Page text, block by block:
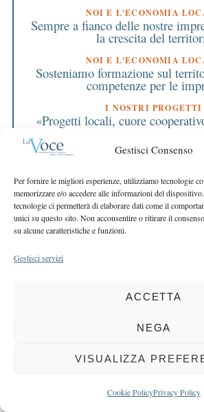
Gestisci Consenso
Per fornire le migliori esperienze, utilizziamo tecnologie
memorizzare e/o accedere alle informazioni del
tecnologie ci permetterà di elaborare dati come il
unici su questo sito. Non acconsentire o ritirare il
su alcune caratteristiche e funzioni.
Gestisci servizi
ACCETTA
NEGA
VISUALIZZA
Cookie PolicyPrivacy Policy
NOI E L'ECONOMIA
Sempre a fianco delle nostre
la crescita del
NOI E L'ECONOMIA
Sosteniamo formazione sul
competenze per le
I NOSTRI PROGETTI
«Progetti locali, cuore
call parte da 23
I NOSTRI PROGETTI
libro sulle vittime innocenti fa
ASSEMBLEA
Investire sui giovani per
bilancio 2025 della
ASSEMBLEA
Un gruppo più forte per